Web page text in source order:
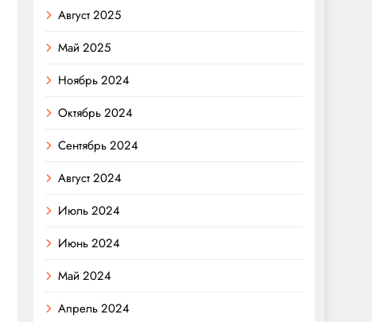
Август 2025
Май 2025
Ноябрь 2024
Октябрь 2024
Сентябрь 2024
Август 2024
Июль 2024
Июнь 2024
Май 2024
Апрель 2024